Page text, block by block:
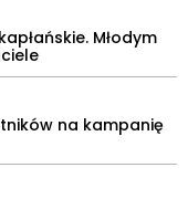
Młodym
na kampanię